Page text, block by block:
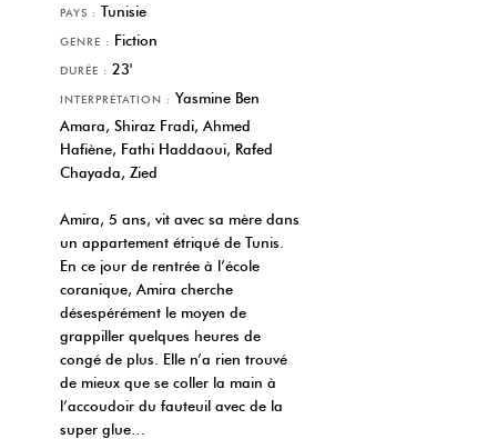
PAYS : Tunisie
GENRE : Fiction
DURÉE : 23'
INTERPRÉTATION : Yasmine Ben
Amara, Shiraz Fradi, Ahmed
Hafiène, Fathi Haddaoui, Rafed
Chayada, Zied
Amira, 5 ans, vit avec sa mère dans
un appartement étriqué de Tunis.
En ce jour de rentrée à l’école
coranique, Amira cherche
désespérément le moyen de
grappiller quelques heures de
congé de plus. Elle n’a rien trouvé
de mieux que se coller la main à
l’accoudoir du fauteuil avec de la
super glue…